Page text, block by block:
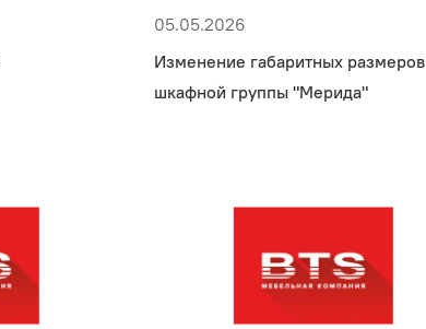
05.05.2026
Изменение габаритных размеров
шкафной группы "Мерида"